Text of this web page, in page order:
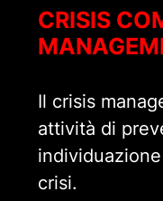
CRISIS
Il crisis
attività di
crisi.